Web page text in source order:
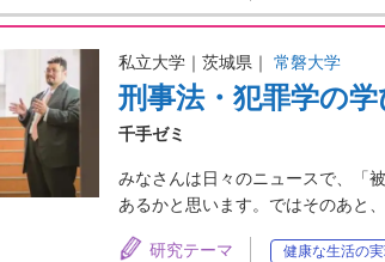
私立大学｜茨城県｜常磐大学
刑事法・犯罪学の
千手ゼミ
みなさんは日々のニュースで、「
あるかと思います。ではそのあと
研究テーマ 健康な生活の